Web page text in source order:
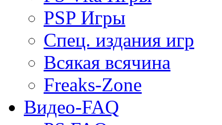
PSP Игры
Спец. издания игр
Всякая всячина
Freaks-Zone
Видео-FAQ